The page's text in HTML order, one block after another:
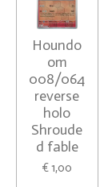
Houndo
om
008/064
reverse
holo
Shroude
d fable
€ 1,00